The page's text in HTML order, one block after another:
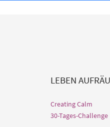
LEBEN
Creating Calm
30-Tages-Challenge